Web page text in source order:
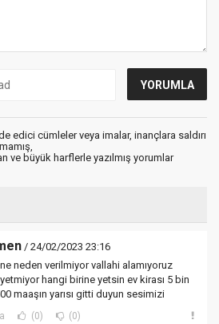
edici cümleler veya imalar, inançlara saldırı
ve büyük harflerle yazılmış yorumlar
/ 24/02/2023 23:16
neden verilmiyor vallahi alamıyoruz
hangi birine yetsin ev kirası 5 bin
maaşın yarısı gitti duyun sesimizi
(0) (0)